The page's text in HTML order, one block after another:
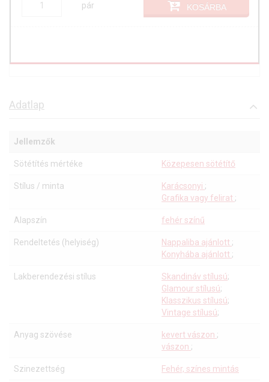
pár KOSÁRBA
Adatlap
Jellemzők
Sötétítés mértéke Közepesen sötétítő
Stílus / minta Karácsonyi ;
Grafika vagy felirat ;
Alapszín fehér színű
Rendeltetés (helyiség) Nappaliba ajánlott ;
Konyhába ajánlott ;
Lakberendezési stílus Skandináv stílusú;
Glamour stílusú;
Klasszikus stílusú;
Vintage stílusú;
Anyag szövése kevert vászon ;
vászon ;
Szinezettség Fehér, színes mintás